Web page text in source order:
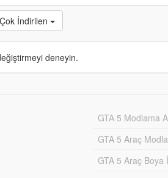
İndirilen
deneyin.
GTA 5 Modlama
GTA 5 Araç
GTA 5 Araç Boya